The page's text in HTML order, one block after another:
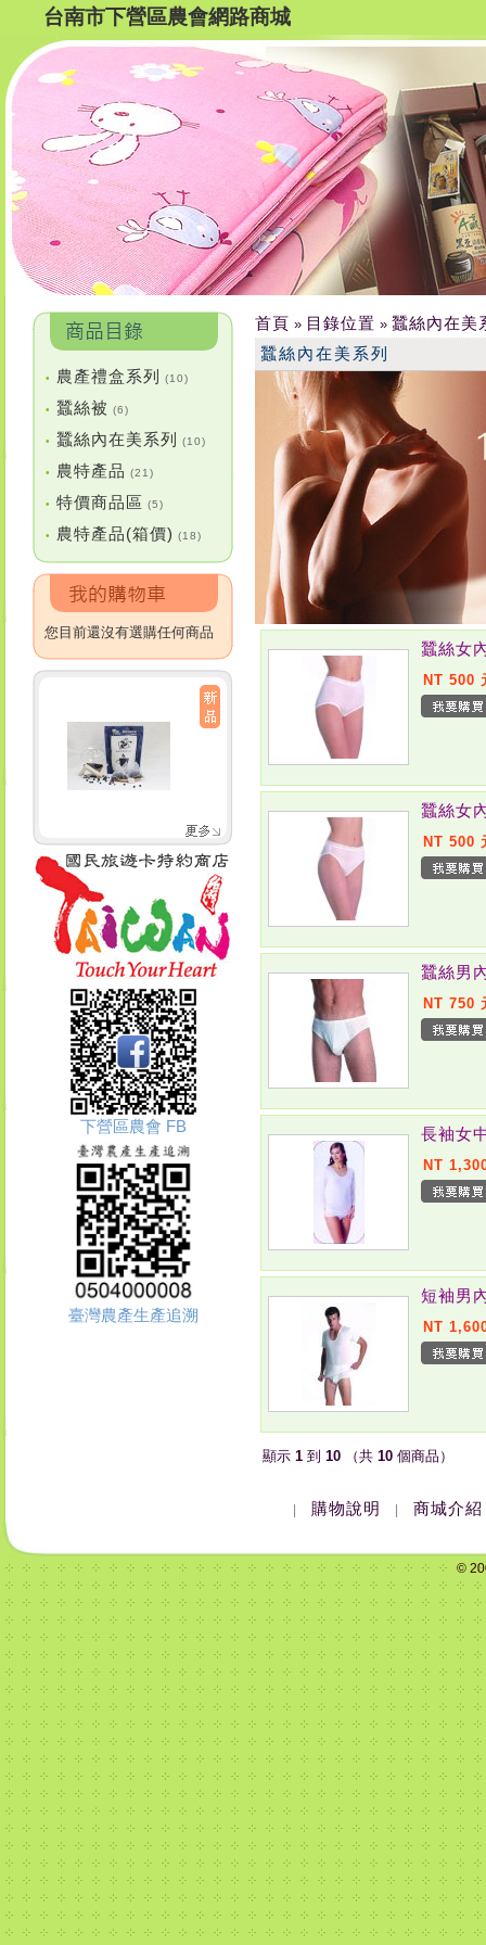
台南市下營區農會網路商城
• 農產禮盒系列 (10)
• 蠶絲被 (6)
• 蠶絲內在美系列 (10)
• 農特產品 (21)
• 特價商品區 (5)
• 農特產品(箱價) (18)
您目前還沒有選購任何商品
下營區農會 FB
臺灣農產生產追溯
首頁 » 目錄位置 » 蠶絲內在美
蠶絲內在美系列
蠶絲女
NT 500
蠶絲女
NT 500
蠶絲男
NT 750
長袖女
NT
短袖男
NT
顯示 1 到 10 （共 10 個商品）
購物說明 商城介紹
©